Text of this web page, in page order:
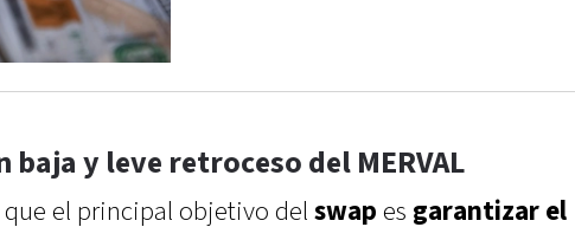
baja y leve retroceso del MERVAL
que el principal objetivo del swap es garantizar el